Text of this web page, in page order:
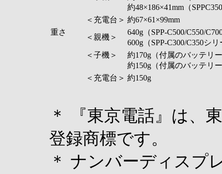
約48×186×41mm（
＜充電台＞ 約67×61×99mm
重さ
＜親機＞
640g（SPP-C500/C550/
600g（SPP-C300/C350シ
＜子機＞
約170g（付属のバッテリ
約150g（付属のバッテリ
＜充電台＞ 約150g
＊ 『東京電話』は、
登録商標です。
＊ ナンバーディスプ